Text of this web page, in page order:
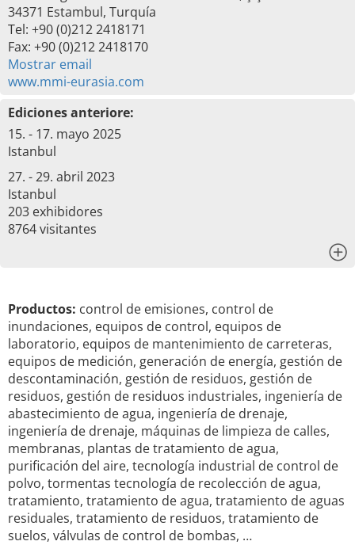
34371 Estambul, Turquía
Tel: +90 (0)212 2418171
Fax: +90 (0)212 2418170
Mostrar email
www.mmi-eurasia.com
Ediciones anteriore:
15. - 17. mayo 2025
Istanbul
27. - 29. abril 2023
Istanbul
203 exhibidores
8764 visitantes
Productos: control de emisiones, control de
inundaciones, equipos de control, equipos de
laboratorio, equipos de mantenimiento de carreteras,
equipos de medición, generación de energía, gestión de
descontaminación, gestión de residuos, gestión de
residuos, gestión de residuos industriales, ingeniería de
abastecimiento de agua, ingeniería de drenaje,
ingeniería de drenaje, máquinas de limpieza de calles,
membranas, plantas de tratamiento de agua,
purificación del aire, tecnología industrial de control de
polvo, tormentas tecnología de recolección de agua,
tratamiento, tratamiento de agua, tratamiento de aguas
residuales, tratamiento de residuos, tratamiento de
suelos, válvulas de control de bombas, …